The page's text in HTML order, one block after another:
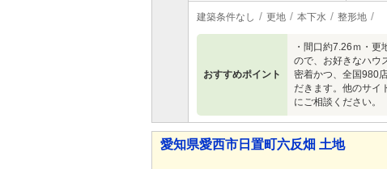
建築条件なし 更地 本下水 整形地
おすすめポイント
・間口約7.26ｍ・
ので、お好きなハウ
密着かつ、全国980
だきます。他のサイ
にご相談ください。
愛知県愛西市日置町六反畑 土地